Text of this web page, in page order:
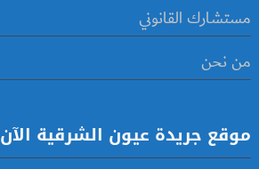
مستشارك القانوني
من نحن
موقع جريدة عيون الشرقية الآن